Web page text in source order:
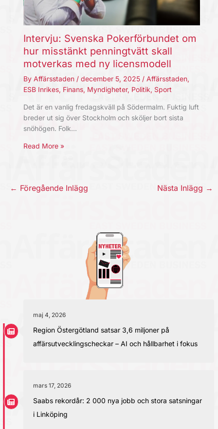
Intervju: Svenska Pokerförbundet om
hur misstänkt penningtvätt skall
motverkas med ny licensmodell
By Affärsstaden / december 5, 2025 / Affärsstaden,
ESB Inrikes, Finans, Myndigheter, Politik, Sport
Det är en vanlig fredagskväll på Södermalm. Fuktig luft
breder ut sig över Stockholm och sköljer bort sista
snöhögen. Folk…
Read More »
← Föregående Inlägg Nästa Inlägg →
maj 4, 2026
Region Östergötland satsar 3,6 miljoner på
affärsutvecklingscheckar – AI och hållbarhet i fokus
mars 17, 2026
Saabs rekordår: 2 000 nya jobb och stora satsningar
i Linköping